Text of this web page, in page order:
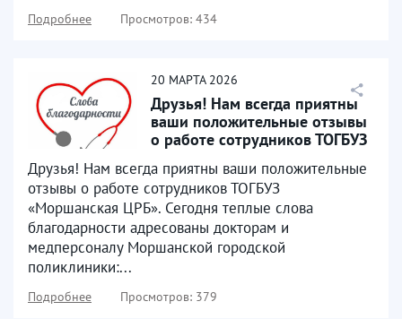
Подробнее Просмотров: 434
20 МАРТА 2026
Друзья! Нам всегда приятны
ваши положительные отзывы
о работе сотрудников ТОГБУЗ
Друзья! Нам всегда приятны ваши положительные
отзывы о работе сотрудников ТОГБУЗ
«Моршанская ЦРБ». Сегодня теплые слова
благодарности адресованы докторам и
медперсоналу Моршанской городской
поликлиники:...
Подробнее Просмотров: 379